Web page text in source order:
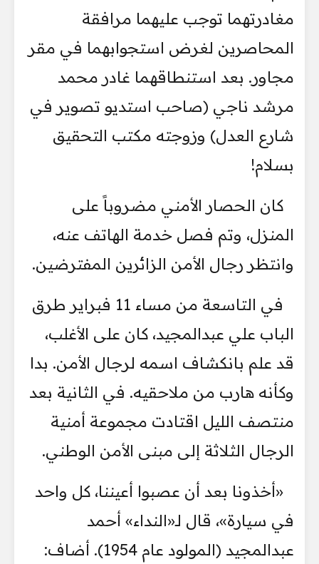
مغادرتهما توجب عليهما مرافقة
المحاصرين لغرض استجوابهما في مقر
مجاور. بعد استنطاقهما غادر محمد
مرشد ناجي (صاحب استديو تصوير في
شارع العدل) وزوجته مكتب التحقيق
بسلام!
كان الحصار الأمني مضروباً على
المنزل، وتم فصل خدمة الهاتف عنه،
وانتظر رجال الأمن الزائرين المفترضين.
في التاسعة من مساء 11 فبراير طرق
الباب علي عبدالمجيد، كان على الأغلب،
قد علم بانكشاف اسمه لرجال الأمن. بدا
وكأنه هارب من ملاحقيه. في الثانية بعد
منتصف الليل اقتادت مجموعة أمنية
الرجال الثلاثة إلى مبنى الأمن الوطني.
«أخذونا بعد أن عصبوا أعيننا، كل واحد
في سيارة»، قال لـ«النداء» أحمد
عبدالمجيد (المولود عام 1954). أضاف: